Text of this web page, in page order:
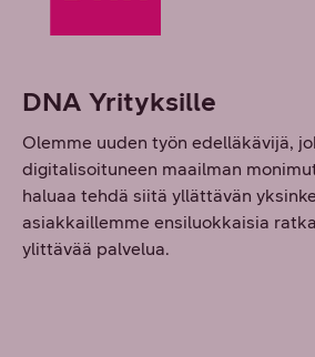
DNA Yrityksille
Olemme uuden työn edelläkävijä,
digitalisoituneen maailman
haluaa tehdä siitä yllättävän
asiakkaillemme ensiluokkaisia
ylittävää palvelua.